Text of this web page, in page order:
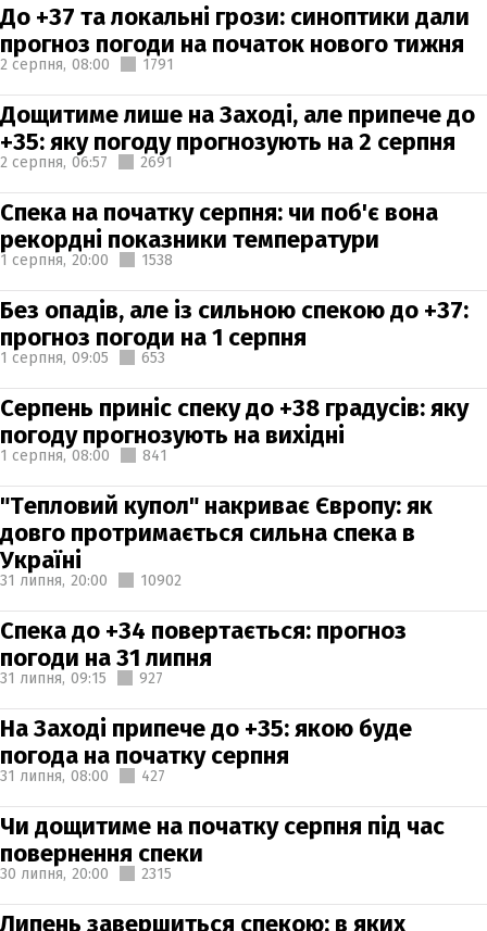
До +37 та локальні грози: синоптики дали
прогноз погоди на початок нового тижня
2 серпня, 08:00 1791
Дощитиме лише на Заході, але припече до
+35: яку погоду прогнозують на 2 серпня
2 серпня, 06:57 2691
Спека на початку серпня: чи поб'є вона
рекордні показники температури
1 серпня, 20:00 1538
Без опадів, але із сильною спекою до +37:
прогноз погоди на 1 серпня
1 серпня, 09:05 653
Серпень приніс спеку до +38 градусів: яку
погоду прогнозують на вихідні
1 серпня, 08:00 841
"Тепловий купол" накриває Європу: як
довго протримається сильна спека в
Україні
31 липня, 20:00 10902
Спека до +34 повертається: прогноз
погоди на 31 липня
31 липня, 09:15 927
На Заході припече до +35: якою буде
погода на початку серпня
31 липня, 08:00 427
Чи дощитиме на початку серпня під час
повернення спеки
30 липня, 20:00 2315
Липень завершиться спекою: в яких